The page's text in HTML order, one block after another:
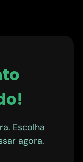
Escolha
agora.